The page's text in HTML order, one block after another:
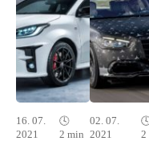
16. 07.
2021
🕓
2 min
02. 07.
2021
2